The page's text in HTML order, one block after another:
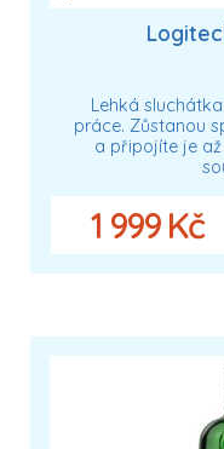
Lehká
práce. Zůstanou
a připojíte je
1 999 Kč